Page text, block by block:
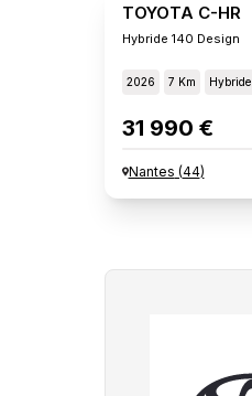
TOYOTA C-HR
Hybride 140 Design
2026 7 Km Hybride
31 990 €
Nantes (44)